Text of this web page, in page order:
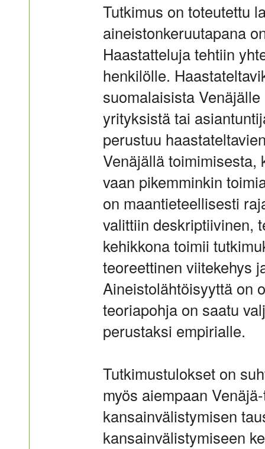
Tutkimus on toteutettu
aineistonkeruutapana
Haastatteluja tehtiin
henkilölle.
suomalaisista
yrityksistä tai
perustuu
Venäjällä toimimisesta,
vaan pikemminkin
on maantieteellisesti
valittiin deskriptiivinen,
kehikkona toimii
teoreettinen viitekehys
Aineistolähtöisyyttä on
teoriapohja on saatu
perustaksi empirialle.
Tutkimustulokset on
myös aiempaan
kansainvälistymisen
kansainvälistymiseen